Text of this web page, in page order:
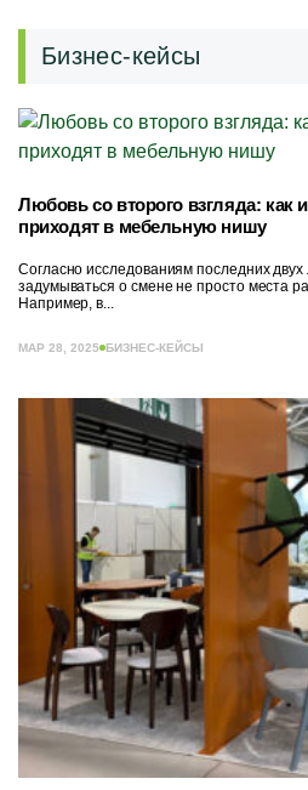
Бизнес-кейсы
Любовь со второго взгляда: как
приходят в мебельную нишу
Согласно исследованиям последних двух
задумываться о смене не просто места
Например, в...
МАР 28, 2025 БИЗНЕС-КЕЙСЫ